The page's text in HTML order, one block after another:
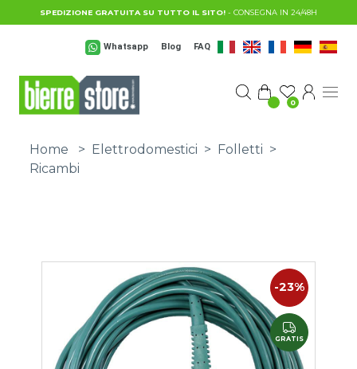
Salta al contenuto principale
SPEDIZIONE GRATUITA SU TUTTO IL SITO! - CONSEGNA IN 24/48H
Whatsapp Blog FAQ
0
Home > Elettrodomestici > Folletti >
Ricambi
-23%
GRATIS